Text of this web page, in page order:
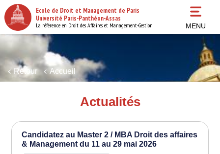
Aller
au
contenu
principal
Ecole de Droit et Management de Paris
Université Paris-Panthéon-Assas
La référence en Droit des Affaires et Management-Gestion MENU
Retour Accueil
Actualités
Candidatez au Master 2 / MBA Droit des affaires
& Management du 11 au 29 mai 2026